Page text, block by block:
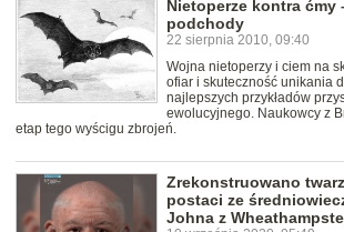
Nietoperze kontra ćmy
podchody
22 sierpnia 2010, 09:40
Wojna nietoperzy i ciem na
ofiar i skuteczność unikania
najlepszych przykładów
ewolucyjnego. Naukowcy z
etap tego wyścigu zbrojeń.
Zrekonstruowano
postaci ze
Johna z